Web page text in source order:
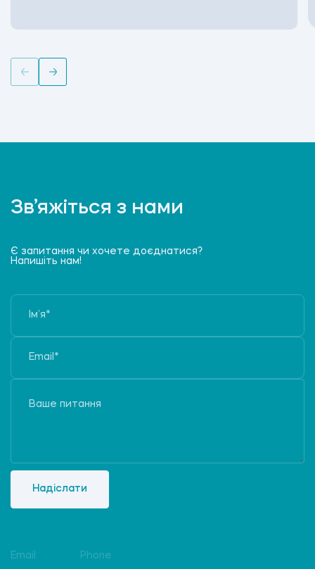
Зв’яжіться з нами
Є запитання чи хочете доєднатися?
Напишіть нам!
Надіслати
Email Phone